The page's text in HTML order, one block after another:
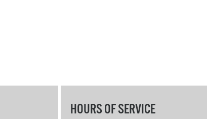
HOURS OF SERVICE